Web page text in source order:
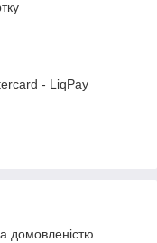
- LiqPay
домовленістю